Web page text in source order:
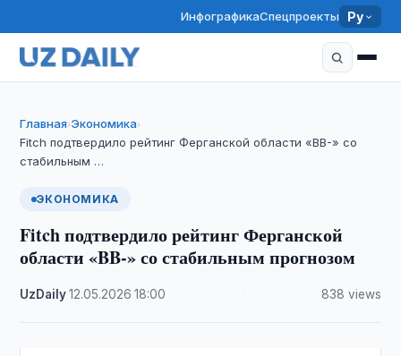
ИнфографикаСпецпроекты Ру
Главная›Экономика›
Fitch подтвердило рейтинг Ферганской области «BB-» со
стабильным …
ЭКОНОМИКА
Fitch подтвердило рейтинг Ферганской
области «BB-» со стабильным прогнозом
UzDaily·12.05.2026 ·18:00 838 views